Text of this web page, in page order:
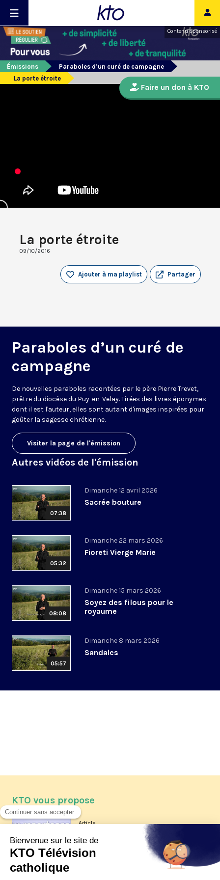
Contenu sponsorisé
Émissions
Paraboles d’un curé de campagne
La porte étroite
La porte étroite
09/10/2016
Partager
Ajouter à ma playlist
Paraboles d’un curé de
campagne
De nouvelles paraboles racontées par le père Pierre Trevet,
prêtre du diocèse du Puy-en-Velay. Tirées des livres éponymes
dont il est l'auteur, elles sont autant d'images inspirées pour
goûter la sagesse chrétienne.
Visiter la page de l'émission
Autres vidéos de l'émission
07:38
Dimanche 12 avril 2026
Sacrée bouture
05:32
Dimanche 22 mars 2026
Fioreti Vierge Marie
08:08
Dimanche 15 mars 2026
Soyez des filous pour le
royaume
05:57
Dimanche 8 mars 2026
Sandales
Faire un don à KTO
KTO vous propose
Article
Les reportages d'été 2026 de KTO